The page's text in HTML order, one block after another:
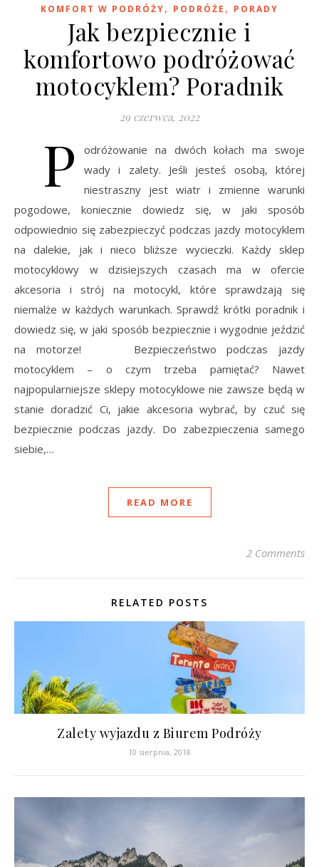
KOMFORT W PODRÓŻY, PODRÓŻE , PORADY
Jak bezpiecznie i
komfortowo podróżować
motocyklem? Poradnik
29 czerwca, 2022
P
odróżowanie na dwóch kołach ma swoje
wady i zalety. Jeśli jesteś osobą, której
niestraszny jest wiatr i zmienne warunki
pogodowe, koniecznie dowiedz się, w jaki sposób
odpowiednio się zabezpieczyć podczas jazdy motocyklem
na dalekie, jak i nieco bliższe wycieczki. Każdy sklep
motocyklowy w dzisiejszych czasach ma w ofercie
akcesoria i strój na motocykl, które sprawdzają się
niemalże w każdych warunkach. Sprawdź krótki poradnik i
dowiedz się, w jaki sposób bezpiecznie i wygodnie jeździć
na motorze! Bezpieczeństwo podczas jazdy
motocyklem – o czym trzeba pamiętać? Nawet
najpopularniejsze sklepy motocyklowe nie zawsze będą w
stanie doradzić Ci, jakie akcesoria wybrać, by czuć się
bezpiecznie podczas jazdy. Do zabezpieczenia samego
siebie,…
READ MORE
2 Comments
RELATED POSTS
Zalety wyjazdu z Biurem Podróży
10 sierpnia, 2018